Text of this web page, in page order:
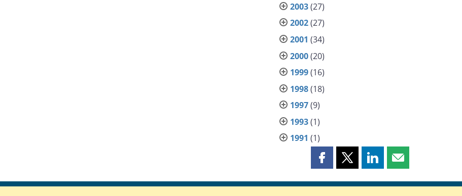
2003(27)
2002(27)
2001 (34)
2000(20)
1999(16)
1998(18)
1997(9)
1993(1)
1991 (1)
Partager
page
Partager
page
Partager
page
Partager
page